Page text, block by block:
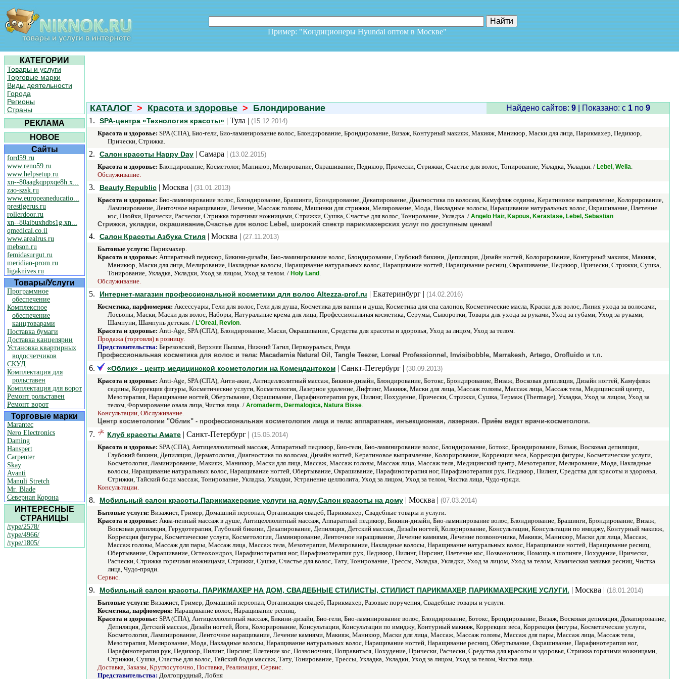
Пример: "Кондиционеры Hyundai оптом в Москве"
КАТЕГОРИИ
Товары и услуги
Торговые марки
Виды деятельности
Города
Регионы
Страны
РЕКЛАМА
НОВОЕ
Сайты
ford59.ru
www.reno59.ru
www.helpsetup.ru
xn--80aagkqppxqe8h.x...
zao-szsk.ru
www.europeaneducatio...
prestigerus.ru
rollerdoor.ru
xn--80aibuxhdbs1g.xn...
qmedical.co.il
www.arealrus.ru
mebson.ru
femidasurgut.ru
meridian-prom.ru
ligaknives.ru
Товары/Услуги
Программное
обеспечение
Комплексное
обеспечение
канцтоварами
Поставка бумаги
Доставка канцелярии
Установка квартирных
водосчетчиков
СКУД
Комплектация для
рольставен
Комплектация для ворот
Ремонт рольставен
Ремонт ворот
Торговые марки
Marantec
Nero Electronics
Daming
Hanspert
Carpenter
Skay
Avanti
Manuli Stretch
Mr. Blade
Северная Корона
ИНТЕРЕСНЫЕ
СТРАНИЦЫ
/type/2578/
/type/4966/
/type/1805/
КАТАЛОГ > Красота и здоровье > Блондирование Найдено сайтов: 9| Показано: c 1по 9
1.
SPA-центра «Технология красоты» | Тула | (15.12.2014)
Красота и здоровье: SPA (СПА), Био-гели, Био-ламинирование волос, Блондирование, Брондирование, Визаж, Контурный макияж, Макияж, Маникюр, Маски для лица, Парикмахер, Педикюр,
Прически, Стрижка.
2. Салон красоты Happy Day | Самара | (13.02.2015)
Красота и здоровье: Блондирование, Косметолог, Маникюр, Мелирование, Окрашивание, Педикюр, Прически, Стрижки, Счастье для волос, Тонирование, Укладка, Укладки. / Lebel, Wella.
Обслуживание.
3. Beauty Republic | Москва | (31.01.2013)
Красота и здоровье: Био-ламинирование волос, Блондирование, Брашинги, Брондирование, Декапирование, Диагностика по волосам, Камуфляж седины, Кератиновое выпрямление, Колорирование,
Ламинирование, Ленточное наращивание, Лечение, Массаж головы, Машинки для стрижки, Мелирование, Мода, Накладные волосы, Наращивание натуральных волос, Окрашивание, Плетение
кос, Плойки, Прически, Расчески, Стрижка горячими ножницами, Стрижки, Сушка, Счастье для волос, Тонирование, Укладка. / Angelo Hair, Kapous, Kerastase, Lebel, Sebastian.
Стрижки, укладки, окрашивание,Счастье для волос Lebel, широкий спектр парикмахерских услуг по доступным ценам!
4. Салон Красоты Азбука Стиля | Москва | (27.11.2013)
Бытовые услуги: Парикмахер.
Красота и здоровье: Аппаратный педикюр, Бикини-дизайн, Био-ламинирование волос, Блондирование, Глубокий бикини, Депиляция, Дизайн ногтей, Колорирование, Контурный макияж, Макияж,
Маникюр, Маски для лица, Мелирование, Накладные волосы, Наращивание натуральных волос, Наращивание ногтей, Наращивание ресниц, Окрашивание, Педикюр, Прически, Стрижки, Сушка,
Тонирование, Укладка, Укладки, Уход за лицом, Уход за телом. / Holy Land .
Обслуживание.
5. Интернет-магазин профессиональной косметики для волос Altezza-prof.ru | Екатеринбург | (14.02.2016)
Косметика, парфюмерия: Аксессуары, Гели для волос, Гели для душа, Косметика для ванны и душа, Косметика для спа салонов, Косметические масла, Краски для волос, Линия ухода за волосами,
Лосьоны, Маски, Маски для волос, Наборы, Натуральные крема для лица, Профессиональная косметика, Серумы, Сыворотки, Товары для ухода за руками, Уход за губами, Уход за руками,
Шампуни, Шампунь детская. / L'Oreal, Revlon.
Красота и здоровье: Anti-Age, SPA (СПА), Блондирование, Маски, Окрашивание, Средства для красоты и здоровья, Уход за лицом, Уход за телом.
Продажа (торговля) в розницу.
Представительства: Березовский, Верхняя Пышма, Нижний Тагил, Первоуральск, Ревда
Профессиональная косметика для волос и тела: Macadamia Natural Oil, Tangle Teezer, Loreal Professionnel, Invisibobble, Marrakesh, Artego, Orofluido и т.п.
6. «Облик» - центр медицинской косметологии на Комендантском | Санкт-Петербург | (30.09.2013)
Красота и здоровье: Anti-Age, SPA (СПА), Анти-акне, Антицеллюлитный массаж, Бикини-дизайн, Блондирование, Ботокс, Брондирование, Визаж, Восковая депиляция, Дизайн ногтей, Камуфляж
седины, Коррекция фигуры, Косметические услуги, Косметология, Лазерное удаление, Лифтинг, Макияж, Маски для лица, Массаж головы, Массаж лица, Массаж тела, Медицинский центр,
Мезотерапия, Наращивание ногтей, Обертывание, Окрашивание, Парафинотерапия рук, Пилинг, Похудение, Прически, Стрижки, Сушка, Термаж (Thermage), Укладка, Уход за лицом, Уход за
телом, Формирование овала лица, Чистка лица. / Aromaderm, Dermalogica, Natura Bisse.
Консультации, Обслуживание.
Центр косметологии "Облик" - профессиональная косметология лица и тела: аппаратная, инъекционная, лазерная. Приём ведкт врачи-косметологи.
7. Клуб красоты Амате | Санкт-Петербург | (15.05.2014)
Красота и здоровье: SPA (СПА), Антицеллюлитный массаж, Аппаратный педикюр, Био-гели, Био-ламинирование волос, Блондирование, Ботокс, Брондирование, Визаж, Восковая депиляция,
Глубокий бикини, Депиляция, Дерматология, Диагностика по волосам, Дизайн ногтей, Кератиновое выпрямление, Колорирование, Коррекция веса, Коррекция фигуры, Косметические услуги,
Косметология, Ламинирование, Макияж, Маникюр, Маски для лица, Массаж, Массаж головы, Массаж лица, Массаж тела, Медицинский центр, Мезотерапия, Мелирование, Мода, Накладные
волосы, Наращивание натуральных волос, Наращивание ногтей, Обертывание, Окрашивание, Парафинотерапия ног, Парафинотерапия рук, Педикюр, Пилинг, Средства для красоты и здоровья,
Стрижки, Тайский боди массаж, Тонирование, Укладка, Укладки, Устранение целлюлита, Уход за лицом, Уход за телом, Чистка лица, Чудо-пряди.
Консультации.
8. Мобильный салон красоты.Парикмахерские услуги на дому.Салон красоты на дому | Москва | (07.03.2014)
Бытовые услуги: Визажист, Гример, Домашний персонал, Организация свадеб, Парикмахер, Свадебные товары и услуги.
Красота и здоровье: Аква-пенный массаж в душе, Антицеллюлитный массаж, Аппаратный педикюр, Бикини-дизайн, Био-ламинирование волос, Блондирование, Брашинги, Брондирование, Визаж,
Восковая депиляция, Герудотерапия, Глубокий бикини, Декапирование, Депиляция, Детский массаж, Дизайн ногтей, Колорирование, Консультации, Консультации по имиджу, Контурный макияж,
Коррекция фигуры, Косметические услуги, Косметология, Ламинирование, Ленточное наращивание, Лечение камнями, Лечение позвоночника, Макияж, Маникюр, Маски для лица, Массаж,
Массаж головы, Массаж для пары, Массаж лица, Массаж тела, Мезотерапия, Мелирование, Накладные волосы, Наращивание натуральных волос, Наращивание ногтей, Наращивание ресниц,
Обертывание, Окрашивание, Остеохондроз, Парафинотерапия ног, Парафинотерапия рук, Педикюр, Пилинг, Пирсинг, Плетение кос, Позвоночник, Помощь в шопинге, Похудение, Прически,
Расчески, Стрижка горячими ножницами, Стрижки, Сушка, Счастье для волос, Тату, Тонирование, Трессы, Укладка, Укладки, Уход за лицом, Уход за телом, Химическая завивка ресниц, Чистка
лица, Чудо-пряди.
Сервис.
9. Мобильный салон красоты. ПАРИКМАХЕР НА ДОМ, СВАДЕБНЫЕ СТИЛИСТЫ, СТИЛИСТ ПАРИКМАХЕР, ПАРИКМАХЕРСКИЕ УСЛУГИ. | Москва | (18.01.2014)
Бытовые услуги: Визажист, Гример, Домашний персонал, Организация свадеб, Парикмахер, Разовые поручения, Свадебные товары и услуги.
Косметика, парфюмерия: Наращивание волос, Наращивание ресниц.
Красота и здоровье: SPA (СПА), Антицеллюлитный массаж, Бикини-дизайн, Био-гели, Био-ламинирование волос, Блондирование, Ботокс, Брондирование, Визаж, Восковая депиляция, Декапирование,
Депиляция, Детский массаж, Дизайн ногтей, Йога, Колорирование, Консультации, Консультации по имиджу, Контурный макияж, Коррекция веса, Коррекция фигуры, Косметические услуги,
Косметология, Ламинирование, Ленточное наращивание, Лечение камнями, Макияж, Маникюр, Маски для лица, Массаж, Массаж головы, Массаж для пары, Массаж лица, Массаж тела,
Мезотерапия, Мелирование, Мода, Накладные волосы, Наращивание натуральных волос, Наращивание ногтей, Наращивание ресниц, Обертывание, Окрашивание, Парафинотерапия ног,
Парафинотерапия рук, Педикюр, Пилинг, Пирсинг, Плетение кос, Позвоночник, Поправиться, Похудение, Прически, Расчески, Средства для красоты и здоровья, Стрижка горячими ножницами,
Стрижки, Сушка, Счастье для волос, Тайский боди массаж, Тату, Тонирование, Трессы, Укладка, Укладки, Уход за лицом, Уход за телом, Чистка лица.
Доставка, Заказы, Круглосуточно, Поставка, Реализация, Сервис.
Представительства: Долгопрудный, Лобня